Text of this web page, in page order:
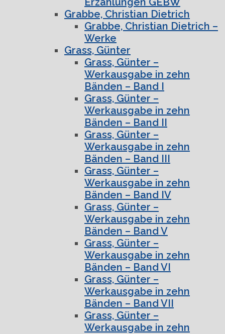
Grabbe, Christian Dietrich
Grabbe, Christian Dietrich –
Werke
Grass, Günter
Grass, Günter –
Werkausgabe in zehn
Bänden – Band I
Grass, Günter –
Werkausgabe in zehn
Bänden – Band II
Grass, Günter –
Werkausgabe in zehn
Bänden – Band III
Grass, Günter –
Werkausgabe in zehn
Bänden – Band IV
Grass, Günter –
Werkausgabe in zehn
Bänden – Band V
Grass, Günter –
Werkausgabe in zehn
Bänden – Band VI
Grass, Günter –
Werkausgabe in zehn
Bänden – Band VII
Grass, Günter –
Werkausgabe in zehn